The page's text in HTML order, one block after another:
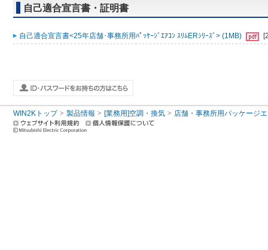
自己適合宣言書・証明書
自己適合宣言書<25年店舗･事務所用ﾊﾟｯｹｰｼﾞｴｱｺﾝ ｽﾘﾑERｼﾘｰｽﾞ> (1MB)
WIN2Kトップ 製品情報 [業務用]空調・換気 店舗・事務所用パッケージ